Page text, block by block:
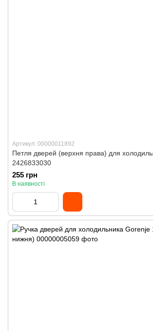
Артикул: 00000011892
Петля дверей (верхня права) для
2426833030
255 грн
В наявності